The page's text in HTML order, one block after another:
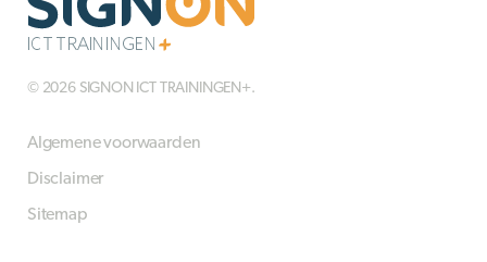
© 2026 SIGNON ICT TRAININGEN+.
Algemene voorwaarden
Disclaimer
Sitemap